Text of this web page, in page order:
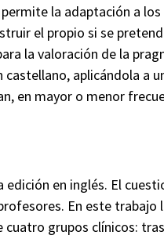
la adaptación a
el propio si se
la valoración de la
aplicándola a
en mayor o menor
edición en inglés. El
En este
cuatro grupos clínicos: